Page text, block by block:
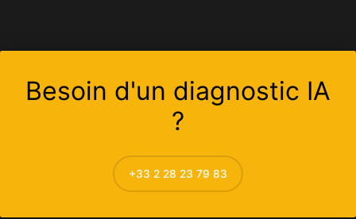
Besoin d'un diagnostic IA
?
+33 2 28 23 79 83